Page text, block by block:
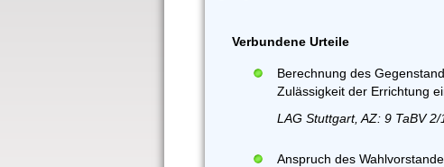
Verbundene Urteile
Berechnung des
Zulässigkeit der Errichtung
LAG Stuttgart, AZ: 9 TaBV
Anspruch des